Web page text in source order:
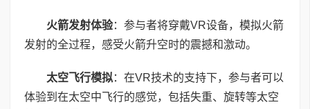
火箭发射体验：参与者将穿戴VR设备，模拟火箭
发射的全过程，感受火箭升空时的震撼和激动。
太空飞行模拟：在VR技术的支持下，参与者可以
体验到在太空中飞行的感觉，包括失重、旋转等太空